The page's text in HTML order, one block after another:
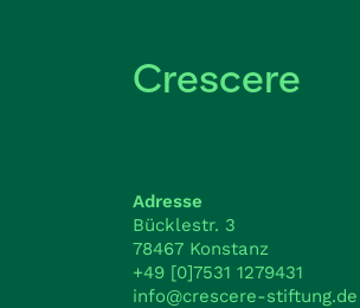
Crescere
Adresse
Bücklestr. 3
78467 Konstanz
+49 [0]7531 1279431
info@crescere-stiftung.de